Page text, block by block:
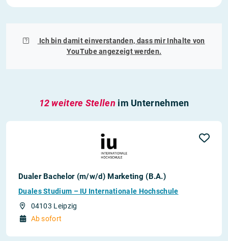
Ich bin damit einverstanden, dass mir Inhalte von
YouTubeangezeigt werden.
12 weitere Stellen im Unternehmen
Dualer Bachelor (m/w/d) Marketing (B.A.)
Duales Studium – IU Internationale Hochschule
04103 Leipzig
Ab sofort